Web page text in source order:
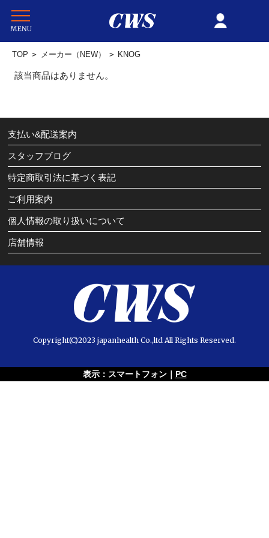
TOP > メーカー（NEW） > KNOG
該当商品はありません。
支払い&配送案内
スタッフブログ
特定商取引法に基づく表記
ご利用案内
個人情報の取り扱いについて
店舗情報
Copyright(C)2023 japanhealth Co.,ltd All Rights Reserved.
表示：スマートフォン｜ PC